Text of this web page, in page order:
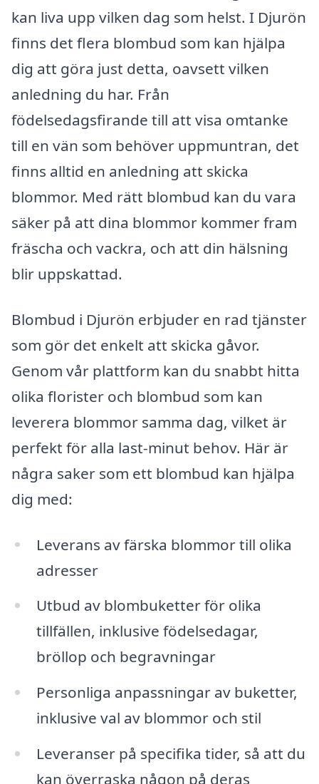
kan liva upp vilken dag som helst. I Djurön
finns det flera blombud som kan hjälpa
dig att göra just detta, oavsett vilken
anledning du har. Från
födelsedagsfirande till att visa omtanke
till en vän som behöver uppmuntran, det
finns alltid en anledning att skicka
blommor. Med rätt blombud kan du vara
säker på att dina blommor kommer fram
fräscha och vackra, och att din hälsning
blir uppskattad.
Blombud i Djurön erbjuder en rad tjänster
som gör det enkelt att skicka gåvor.
Genom vår plattform kan du snabbt hitta
olika florister och blombud som kan
leverera blommor samma dag, vilket är
perfekt för alla last-minut behov. Här är
några saker som ett blombud kan hjälpa
dig med:
Leverans av färska blommor till olika
adresser
Utbud av blombuketter för olika
tillfällen, inklusive födelsedagar,
bröllop och begravningar
Personliga anpassningar av buketter,
inklusive val av blommor och stil
Leveranser på specifika tider, så att du
kan överraska någon på deras